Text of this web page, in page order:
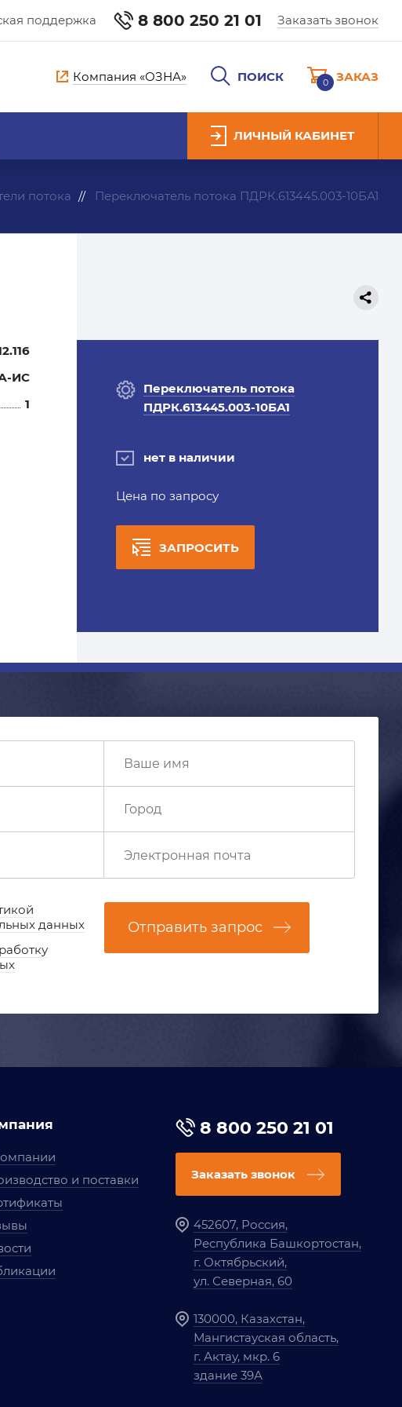
поддержка 8 800 250 21 01 Заказать звонок
Компания «ОЗНА» ПОИСК 0 ЗАКАЗ
ЛИЧНЫЙ КАБИНЕТ
потока Переключатель потока ПДРК.613445.003-10БА1
ИС
1
Переключатель потока
ПДРК.613445.003-10БА1
нет в наличии
Цена по запросу
ЗАПРОСИТЬ
данных
Отправить запрос
и поставки
8 800 250 21 01
Заказать звонок
452607, Россия,
Республика Башкортостан,
г. Октябрьский,
ул. Северная, 60
130000, Казахстан,
Мангистауская область,
г. Актау, мкр. 6
здание 39А